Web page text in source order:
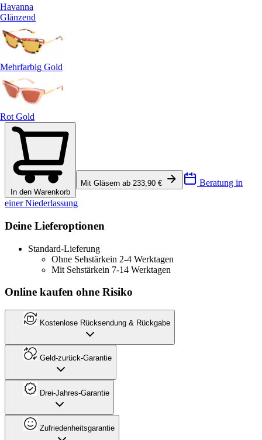
Havanna
Glänzend
Mehrfarbig Gold
Rot Gold
In den Warenkorb
Mit Gläsern ab 233,90 € Beratung in
einer Niederlassung
Deine Lieferoptionen
Standard-Lieferung
Ohne Sehstärkein 2-4 Werktagen
Mit Sehstärkein 7-14 Werktagen
Online kaufen ohne Risiko
Kostenlose Rücksendung & Rückgabe
Geld-zurück-Garantie
Drei-Jahres-Garantie
Zufriedenheitsgarantie